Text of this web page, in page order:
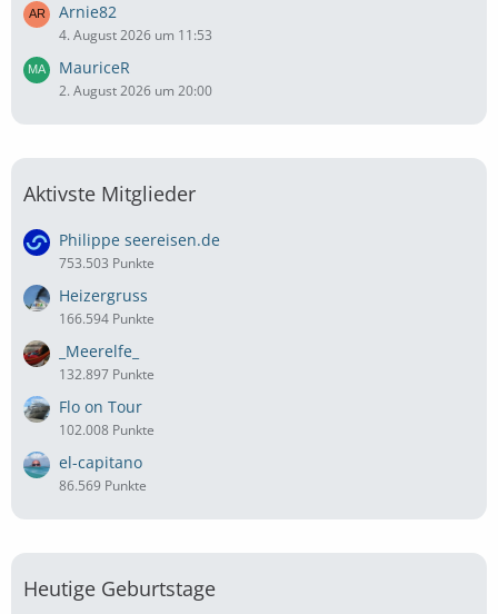
Arnie82
4. August 2026 um 11:53
MauriceR
2. August 2026 um 20:00
Aktivste Mitglieder
Philippe seereisen.de
753.503 Punkte
Heizergruss
166.594 Punkte
_Meerelfe_
132.897 Punkte
Flo on Tour
102.008 Punkte
el-capitano
86.569 Punkte
Heutige Geburtstage